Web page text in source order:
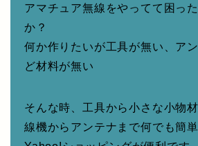
アマチュア無線をやってて困っ
か？
何か作りたいが工具が無い、ア
ど材料が無い
そんな時、工具から小さな小物
線機からアンテナまで何でも簡